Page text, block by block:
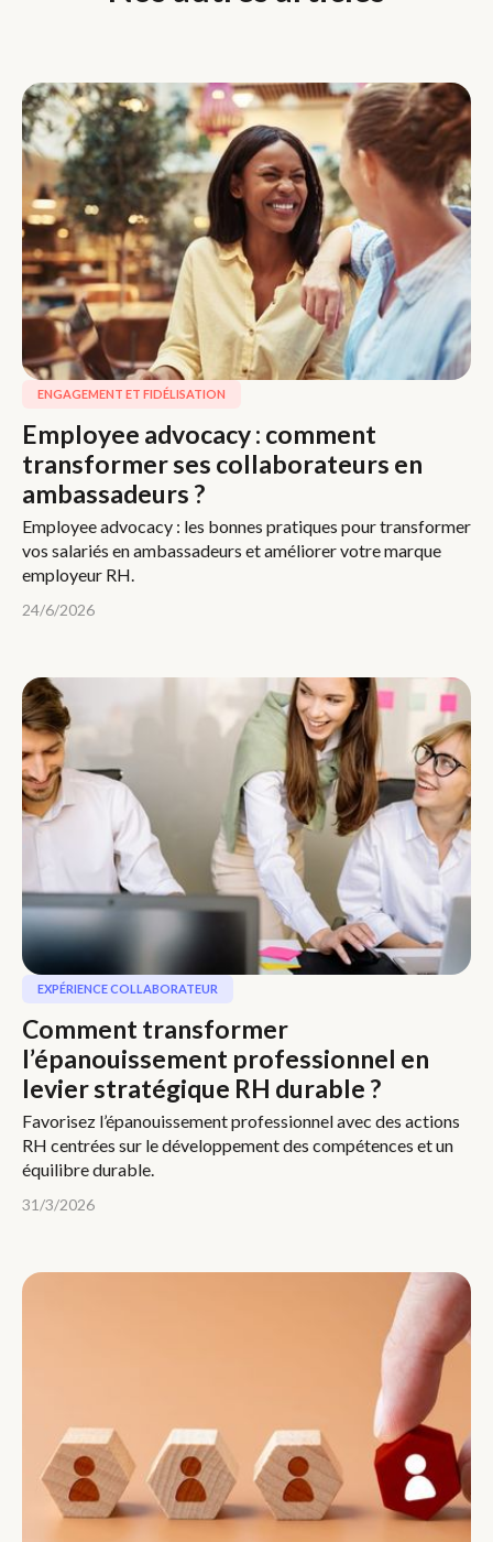
ENGAGEMENT ET FIDÉLISATION
Employee advocacy : comment
transformer ses collaborateurs en
ambassadeurs ?
Employee advocacy : les bonnes pratiques pour transformer
vos salariés en ambassadeurs et améliorer votre marque
employeur RH.
24/6/2026
EXPÉRIENCE COLLABORATEUR
Comment transformer
l’épanouissement professionnel en
levier stratégique RH durable ?
Favorisez l’épanouissement professionnel avec des actions
RH centrées sur le développement des compétences et un
équilibre durable.
31/3/2026